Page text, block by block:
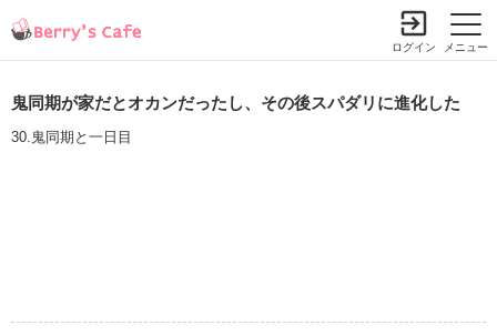
メニュー
ログイン
鬼同期が家だとオカンだったし、その後スパダリに進化した
30.鬼同期と一日目